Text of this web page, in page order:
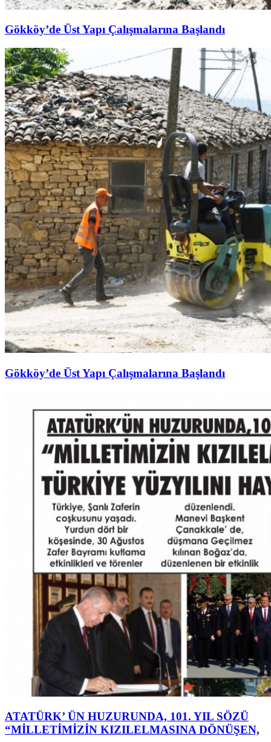
Gökköy’de Üst Yapı Çalışmalarına Başlandı
Gökköy’de Üst Yapı Çalışmalarına Başlandı
ATATÜRK’ ÜN HUZURUNDA, 101. YIL SÖZÜ
“MİLLETİMİZİN KIZILELMASINA DÖNÜŞEN,